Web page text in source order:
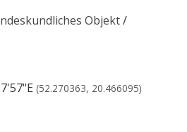
Objekt/
(52.270363, 20.466095)